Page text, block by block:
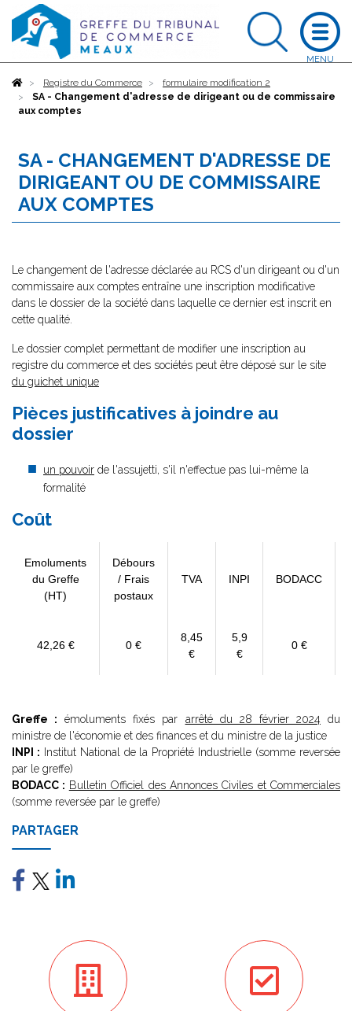
AccueilRegistre du Commerce
formulaire modification 2
SA - Changement d'adresse de dirigeant ou de commissaire
aux comptes
SA - CHANGEMENT D'ADRESSE DE
DIRIGEANT OU DE COMMISSAIRE
AUX COMPTES
Le changement de l'adresse déclarée au RCS d'un dirigeant ou d'un
commissaire aux comptes entraîne une inscription modificative
dans le dossier de la société dans laquelle ce dernier est inscrit en
cette qualité.
Le dossier complet permettant de modifier une inscription au
registre du commerce et des sociétés peut être déposé sur le site
du guichet unique
Pièces justificatives à joindre au
dossier
un pouvoir de l'assujetti, s'il n'effectue pas lui-même la
formalité
Coût
Emoluments
du Greffe
(HT)
Débours
/ Frais
postaux
TVA INPI BODACC
42,26 € 0 €
8,45
€
5,9
€
0 €
Greffe : émoluments fixés par arrêté du 28 février 2024 du
ministre de l'économie et des finances et du ministre de la justice
INPI : Institut National de la Propriété Industrielle (somme reversée
par le greffe)
BODACC : Bulletin Officiel des Annonces Civiles et Commerciales
(somme reversée par le greffe)
PARTAGER